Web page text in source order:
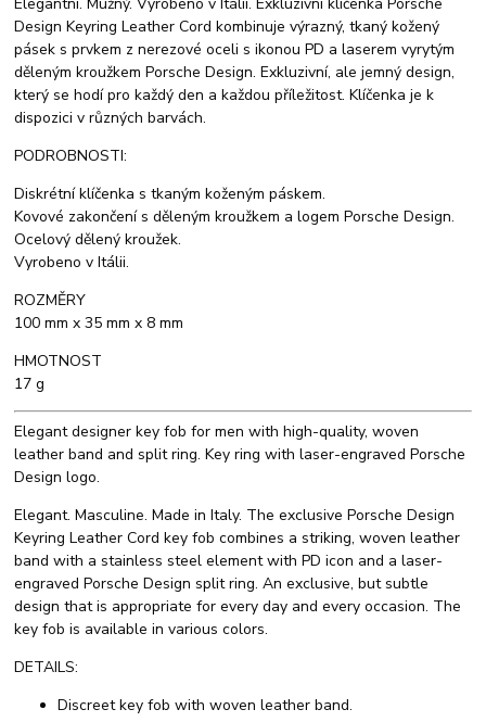
Design Keyring Leather Cord kombinuje výrazný, tkaný kožený
pásek s prvkem z nerezové oceli s ikonou PD a laserem vyrytým
děleným kroužkem Porsche Design. Exkluzivní, ale jemný design,
který se hodí pro každý den a každou příležitost. Klíčenka je k
dispozici v různých barvách.
PODROBNOSTI:
Diskrétní klíčenka s tkaným koženým páskem.
Kovové zakončení s děleným kroužkem a logem Porsche Design.
Ocelový dělený kroužek.
Vyrobeno v Itálii.
ROZMĚRY
100 mm x 35 mm x 8 mm
HMOTNOST
17 g
Elegant designer key fob for men with high-quality, woven
leather band and split ring. Key ring with laser-engraved Porsche
Design logo.
Elegant. Masculine. Made in Italy. The exclusive Porsche Design
Keyring Leather Cord key fob combines a striking, woven leather
band with a stainless steel element with PD icon and a laser-
engraved Porsche Design split ring. An exclusive, but subtle
design that is appropriate for every day and every occasion. The
key fob is available in various colors.
DETAILS:
Discreet key fob with woven leather band.